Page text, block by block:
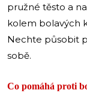
pružné těsto a
kolem bolavých
Nechte působit
sobě.
Co pomáhá proti